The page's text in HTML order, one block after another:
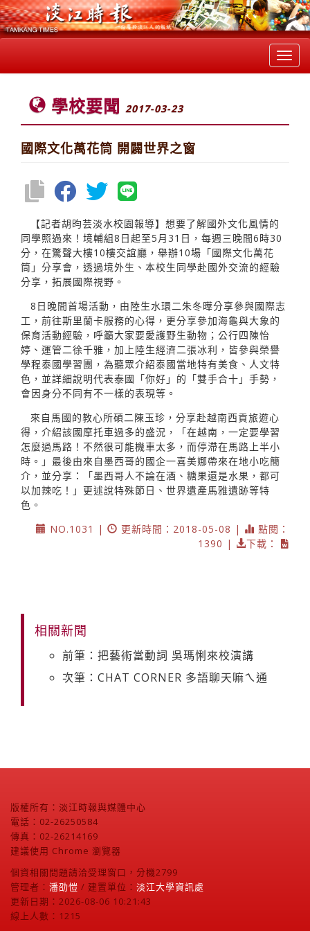
學校要聞 2017-03-23
國際文化萬花筒 開闢世界之窗
【記者胡昀芸淡水校園報導】想要了解國外文化風情的
同學照過來！境輔組8日起至5月31日，每週三晚間6時30
分，在驚聲大樓10樓交誼廳，舉辦10場「國際文化萬花
筒」分享會，透過境外生、本校生同學赴國外交流的經驗
分享，拓展國際視野。
8日晚間首場活動，由陸生水環二朱冬曄分享參與國際志
工，前往斯里蘭卡服務的心得，更分享參加海龜與大象的
保育活動經驗，呼籲大家要愛護野生動物；公行四陳怡
婷、運管二徐千雅，加上陸生經濟二張冰利，皆參與榮譽
學程泰國學習團，為聽眾介紹泰國當地特有美食、人文特
色，並詳細說明代表泰國「你好」的「雙手合十」手勢，
會因身分不同有不一樣的表現等。
來自馬國的教心所碩二陳玉珍，分享赴越南西貢旅遊心
得，介紹該國摩托車過多的盛況，「在越南，一定要學習
怎麼過馬路！不然很可能機車太多，而停滯在馬路上半小
時。」最後由來自墨西哥的國企一喜美娜帶來在地小吃簡
介，並分享：「墨西哥人不論在酒、糖果還是水果，都可
以加辣吃！」更述說特殊節日、世界遺產馬雅遺跡等特
色。
NO.1031 |
更新時間：2018-05-08 |
點閱：
1390 |
下載：
相關新聞
前筆：把藝術當動詞 吳瑪悧來校演講
次筆：CHAT CORNER 多語聊天嘛ㄟ通
版權所有：淡江時報與媒體中心
電話：02-26250584
傳真：02-26214169
建議使用 Chrome 瀏覽器
個資相關問題請洽受理窗口，分機2799
管理者： 潘劭愷 / 建置單位： 淡江大學資訊處
更新日期：2026-08-06 10:21:43
線上人數：1215